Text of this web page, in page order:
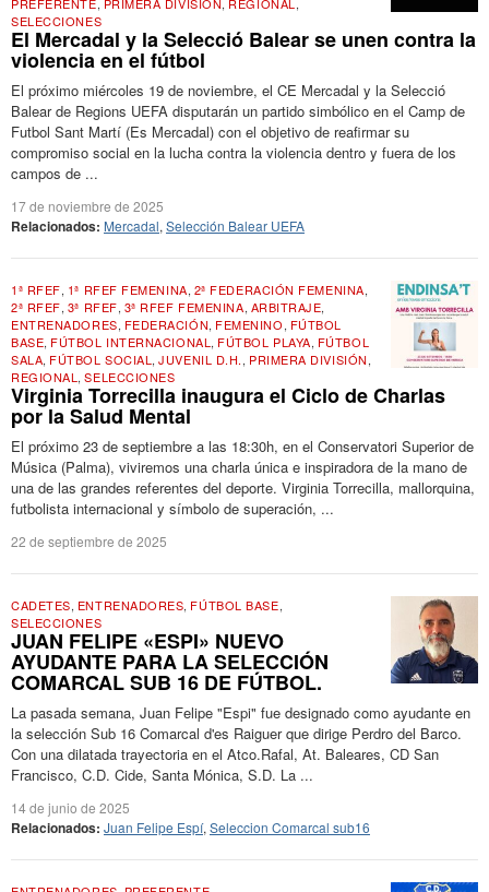
SELECCIONES
El Mercadal y la Selecció Balear se unen contra la
violencia en el fútbol
El próximo miércoles 19 de noviembre, el CE Mercadal y la Selecció
Balear de Regions UEFA disputarán un partido simbólico en el Camp de
Futbol Sant Martí (Es Mercadal) con el objetivo de reafirmar su
compromiso social en la lucha contra la violencia dentro y fuera de los
campos de ...
17 de noviembre de 2025
Relacionados: Mercadal, Selección Balear UEFA
1ª RFEF, 1ª RFEF FEMENINA, 2ª FEDERACIÓN FEMENINA,
2ª RFEF, 3ª RFEF, 3ª RFEF FEMENINA, ARBITRAJE,
ENTRENADORES, FEDERACIÓN, FEMENINO, FÚTBOL
BASE, FÚTBOL INTERNACIONAL , FÚTBOL PLAYA, FÚTBOL
SALA, FÚTBOL SOCIAL ,JUVENIL D.H., PRIMERA DIVISIÓN,
REGIONAL ,SELECCIONES
Virginia Torrecilla inaugura el Ciclo de Charlas
por la Salud Mental
El próximo 23 de septiembre a las 18:30h, en el Conservatori Superior de
Música (Palma), viviremos una charla única e inspiradora de la mano de
una de las grandes referentes del deporte. Virginia Torrecilla, mallorquina,
futbolista internacional y símbolo de superación, ...
22 de septiembre de 2025
CADETES, ENTRENADORES, FÚTBOL BASE,
SELECCIONES
JUAN FELIPE «ESPI» NUEVO
AYUDANTE PARA LA SELECCIÓN
COMARCAL SUB 16 DE FÚTBOL.
La pasada semana, Juan Felipe "Espi" fue designado como ayudante en
la selección Sub 16 Comarcal d'es Raiguer que dirige Perdro del Barco.
Con una dilatada trayectoria en el Atco.Rafal, At. Baleares, CD San
Francisco, C.D. Cide, Santa Mónica, S.D. La ...
14 de junio de 2025
Relacionados: Juan Felipe Espí, Seleccion Comarcal sub16